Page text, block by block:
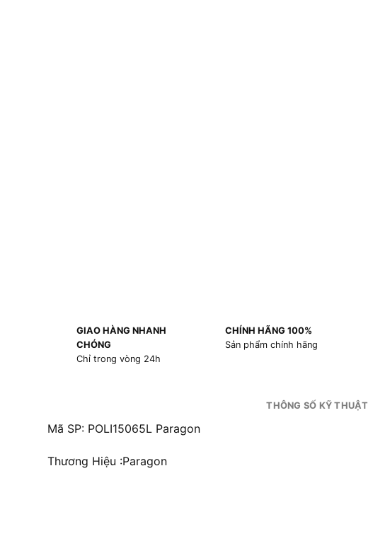
GIAO HÀNG NHANH
CHÓNG
Chỉ trong vòng 24h
CHÍNH HÃNG 100%
Sản phẩm chính hãng
THÔNG SỐ KỸ THUẬT
Mã SP: POLI15065L Paragon
Thương Hiệu :Paragon